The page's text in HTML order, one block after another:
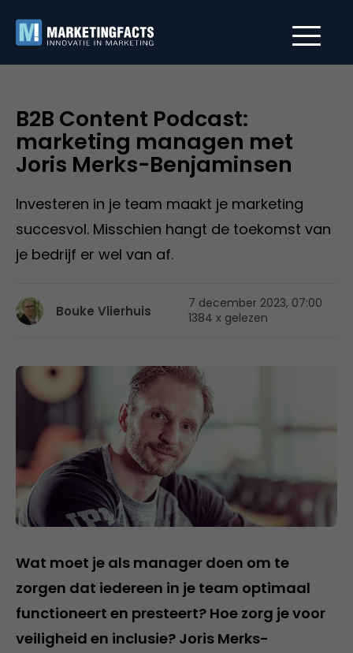
B2B Content Podcast:
marketing managen met
Joris Merks-Benjaminsen
Investeren in je team maakt je marketing
succesvol. Misschien hangt de toekomst van
je bedrijf er wel van af.
Bouke Vlierhuis
7 december 2023, 07:00
1384 x gelezen
Wat moet je als manager doen om te
zorgen dat iedereen in je team optimaal
functioneert en presteert? Hoe zorg je voor
veiligheid en inclusie? Joris Merks-